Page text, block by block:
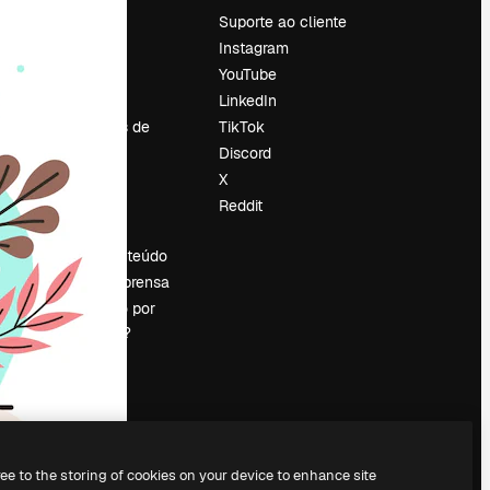
Tendências de
Blog
Eventos
Slidesgo
Vender conteúdo
Sala de imprensa
Procurando por
magnific.ai?
Suporte ao cliente
Instagram
YouTube
LinkedIn
TikTok
Discord
X
Reddit
to the storing of cookies on your device to enhance site